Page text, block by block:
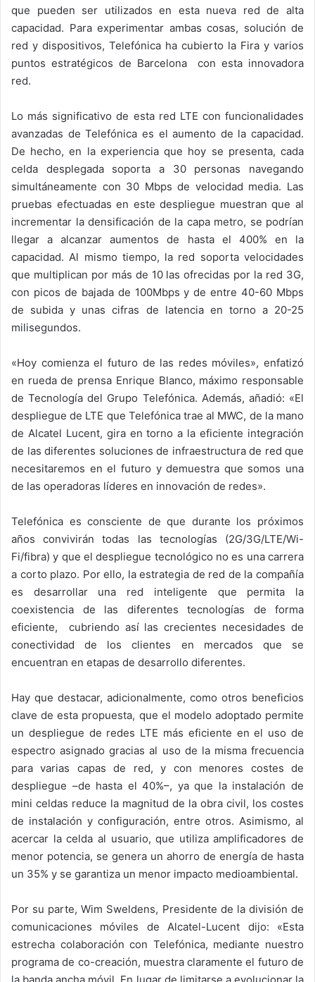
que pueden ser utilizados en esta nueva red de alta
capacidad. Para experimentar ambas cosas, solución de
red y dispositivos, Telefónica ha cubierto la Fira y varios
puntos estratégicos de Barcelona con esta innovadora
red.
Lo más significativo de esta red LTE con funcionalidades
avanzadas de Telefónica es el aumento de la capacidad.
De hecho, en la experiencia que hoy se presenta, cada
celda desplegada soporta a 30 personas navegando
simultáneamente con 30 Mbps de velocidad media. Las
pruebas efectuadas en este despliegue muestran que al
incrementar la densificación de la capa metro, se podrían
llegar a alcanzar aumentos de hasta el 400% en la
capacidad. Al mismo tiempo, la red soporta velocidades
que multiplican por más de 10 las ofrecidas por la red 3G,
con picos de bajada de 100Mbps y de entre 40-60 Mbps
de subida y unas cifras de latencia en torno a 20-25
milisegundos.
«Hoy comienza el futuro de las redes móviles», enfatizó
en rueda de prensa Enrique Blanco, máximo responsable
de Tecnología del Grupo Telefónica. Además, añadió: «El
despliegue de LTE que Telefónica trae al MWC, de la mano
de Alcatel Lucent, gira en torno a la eficiente integración
de las diferentes soluciones de infraestructura de red que
necesitaremos en el futuro y demuestra que somos una
de las operadoras líderes en innovación de redes».
Telefónica es consciente de que durante los próximos
años convivirán todas las tecnologías (2G/3G/LTE/Wi-
Fi/fibra) y que el despliegue tecnológico no es una carrera
a corto plazo. Por ello, la estrategia de red de la compañía
es desarrollar una red inteligente que permita la
coexistencia de las diferentes tecnologías de forma
eficiente, cubriendo así las crecientes necesidades de
conectividad de los clientes en mercados que se
encuentran en etapas de desarrollo diferentes.
Hay que destacar, adicionalmente, como otros beneficios
clave de esta propuesta, que el modelo adoptado permite
un despliegue de redes LTE más eficiente en el uso de
espectro asignado gracias al uso de la misma frecuencia
para varias capas de red, y con menores costes de
despliegue –de hasta el 40%–, ya que la instalación de
mini celdas reduce la magnitud de la obra civil, los costes
de instalación y configuración, entre otros. Asimismo, al
acercar la celda al usuario, que utiliza amplificadores de
menor potencia, se genera un ahorro de energía de hasta
un 35% y se garantiza un menor impacto medioambiental.
Por su parte, Wim Sweldens, Presidente de la división de
comunicaciones móviles de Alcatel-Lucent dijo: «Esta
estrecha colaboración con Telefónica, mediante nuestro
programa de co-creación, muestra claramente el futuro de